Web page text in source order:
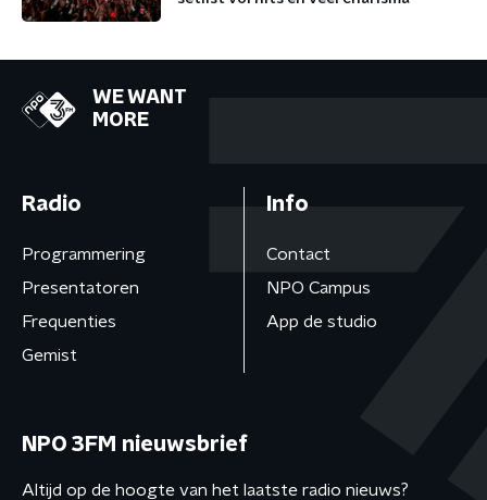
WE WANT
MORE
Radio
Programmering
Presentatoren
Frequenties
Gemist
Info
Contact
NPO Campus
App de studio
NPO 3FM nieuwsbrief
Altijd op de hoogte van het laatste radio nieuws?